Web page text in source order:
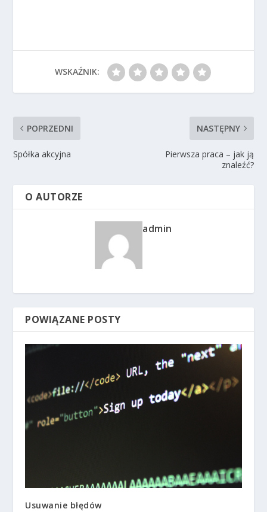
WSKAŹNIK:
POPRZEDNI
Spółka akcyjna
NASTĘPNY
Pierwsza praca – jak ją
znaleźć?
O AUTORZE
admin
POWIĄZANE POSTY
Usuwanie błędów